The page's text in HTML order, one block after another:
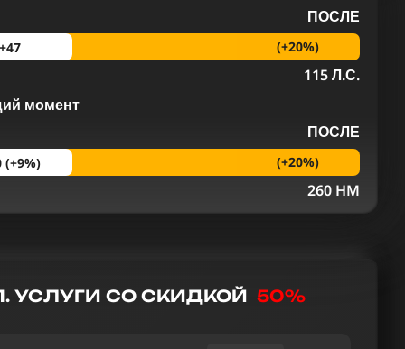
ПОСЛЕ
+47 (+20%)
115 Л.С.
момент
ПОСЛЕ
(+9%) (+20%)
260 HM
УСЛУГИ СО СКИДКОЙ 50%